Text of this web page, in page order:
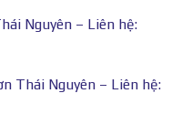
Nguyên – Liên hệ:
Thái Nguyên – Liên hệ: